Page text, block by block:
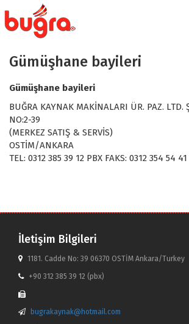
Gümüşhane bayileri
Gümüşhane bayileri
BUĞRA KAYNAK MAKİNALARI ÜR. PAZ. LTD.
NO:2-39
(MERKEZ SATIŞ & SERVİS)
OSTİM/ANKARA
TEL: 0312 385 39 12 PBX FAKS: 0312 354 54 41
İletişim Bilgileri
1181. Cadde No: 39 06370 OSTİM Ankara/Turkey
+90 312 385 39 12 (pbx)
bugrakaynak@hotmail.com